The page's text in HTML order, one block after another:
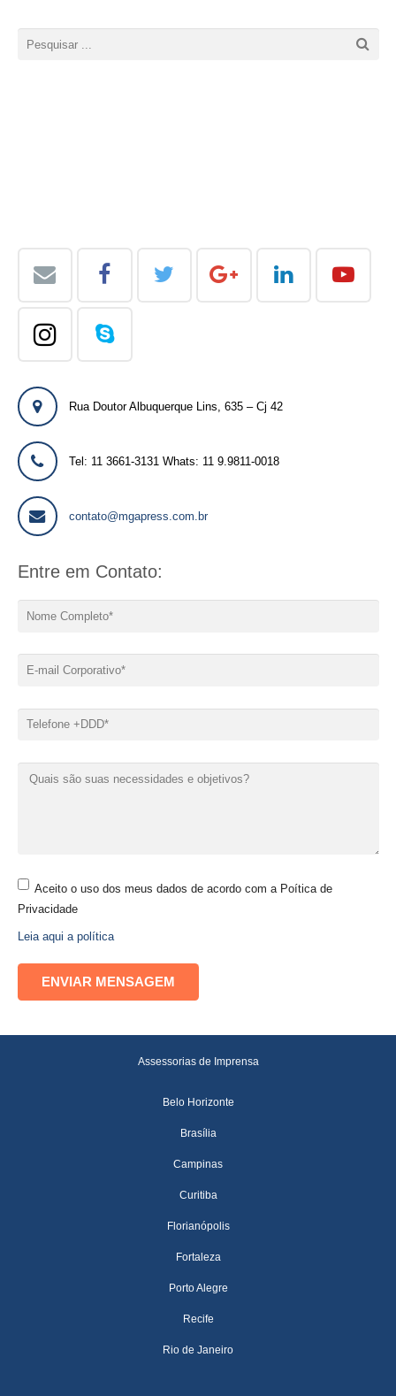
Rua Doutor Albuquerque Lins, 635 – Cj 42
Tel: 11 3661-3131 Whats: 11 9.9811-0018
contato@mgapress.com.br
Entre em Contato:
Aceito o uso dos meus dados de acordo com a Poítica de
Privacidade
Leia aqui a política
Assessorias de Imprensa
Belo Horizonte
Brasília
Campinas
Curitiba
Florianópolis
Fortaleza
Porto Alegre
Recife
Rio de Janeiro